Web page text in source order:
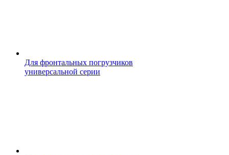
Для фронтальных погрузчиков
универсальной серии